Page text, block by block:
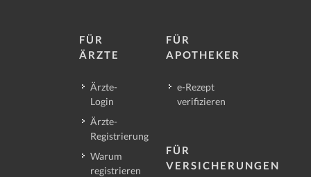
FÜR
ÄRZTE
Ärzte-
Login
Ärzte-
Registrierung
Warum
registrieren
FÜR
APOTHEKER
e-Rezept
verifizieren
FÜR
VERSICHERUNGEN